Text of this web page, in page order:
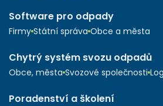
Software pro odpady
Firmy Státní správa Obce a města
Chytrý systém svozu odpadů
Obce, města Svozové společnosti
Poradenství a školení